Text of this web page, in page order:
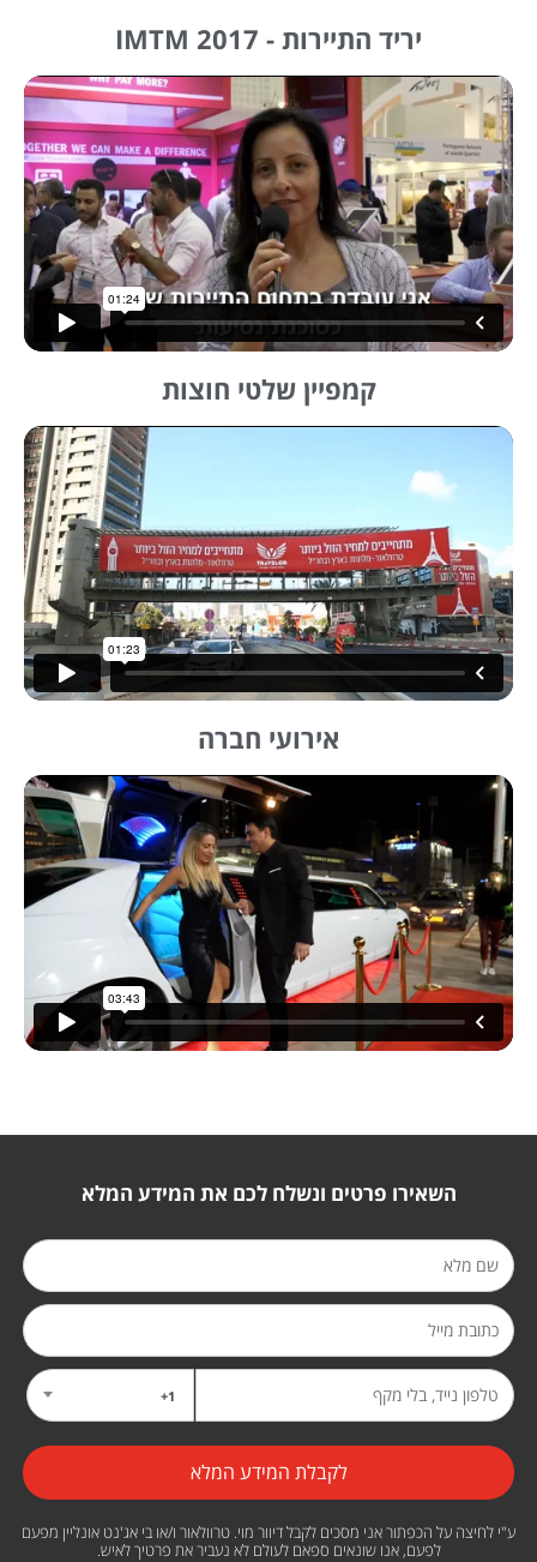
יריד התיירות - IMTM 2017
קמפיין שלטי חוצות
אירועי חברה
השאירו פרטים ונשלח לכם את המידע המלא
1+
ע"י לחיצה על הכפתור אני מסכים לקבל דיוור מוי. טרוולאור ו/או בי אג'נט אונליין מפעם
לפעם, אנו שונאים ספאם לעולם לא נעביר את פרטיך לאיש.